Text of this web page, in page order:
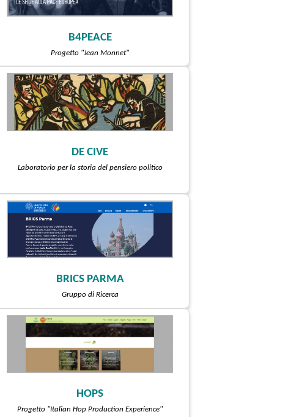
B4PEACE
Progetto "Jean Monnet"
DE CIVE
Laboratorio per la storia del pensiero politico
BRICS PARMA
Gruppo di Ricerca
HOPS
Progetto "Italian Hop Production Experience"